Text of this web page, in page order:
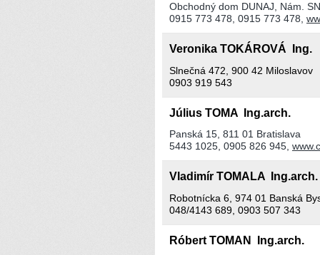
Obchodný dom DUNAJ, Nám.
0915 773 478, 0915 773 478,
Veronika TOKÁROVÁ Ing.
Slnečná 472, 900 42 Miloslavov
0903 919 543
Július TOMA Ing.arch.
Panská 15, 811 01 Bratislava
5443 1025, 0905 826 945,
Vladimír TOMALA
Robotnícka 6, 974 01 Banská
048/4143 689, 0903 507 343
Róbert TOMAN Ing.arch.